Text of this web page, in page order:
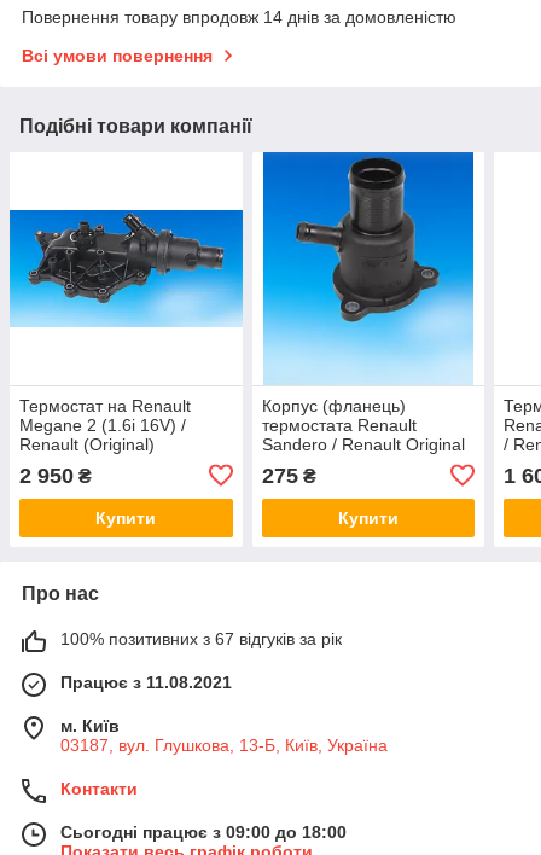
Повернення товару впродовж 14 днів за домовленістю
Всі умови повернення
Подібні товари компанії
Термостат на Renault
Megane 2 (1.6i 16V) /
Renault (Original)
2 950 ₴
Купити
Корпус (фланець)
термостата Renault
Sandero / Renault Original
275₴
Купити
/
1
Про нас
100% позитивних з 67 відгуків за рік
Працює з 11.08.2021
м. Київ
03187, вул. Глушкова, 13-Б, Київ, Україна
Контакти
Сьогодні працює з 09:00 до 18:00